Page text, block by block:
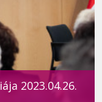
2023.04.26.